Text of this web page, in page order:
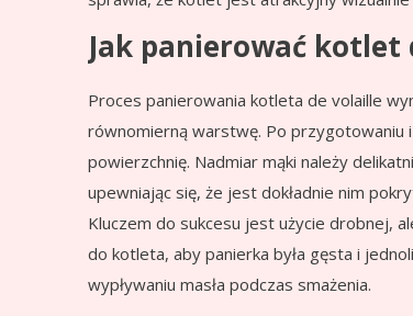
Jak panierować
Proces panierowania kotleta de volaille
równomierną warstwę. Po przygotowaniu
powierzchnię. Nadmiar mąki należy
upewniając się, że jest dokładnie nim
Kluczem do sukcesu jest użycie drobnej,
do kotleta, aby panierka była gęsta i
wypływaniu masła podczas smażenia.